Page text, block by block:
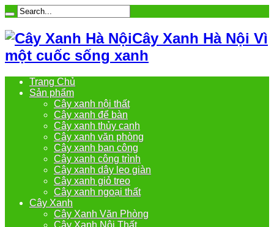
Cây Xanh Hà Nội Vì
một cuốc sống xanh
Trang Chủ
Sản phẩm
Cây xanh nội thất
Cây xanh để bàn
Cây xanh thủy canh
Cây xanh văn phòng
Cây xanh ban công
Cây xanh công trình
Cây xanh dây leo giàn
Cây xanh giỏ treo
Cây xanh ngoại thất
Cây Xanh
Cây Xanh Văn Phòng
Cây Xanh Nội Thất